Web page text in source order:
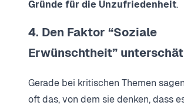
Gründe für die Unzufriedenheit.
4. Den Faktor “Soziale
Erwünschtheit”
Gerade bei kritischen Themen
oft das, von dem sie denken, dass